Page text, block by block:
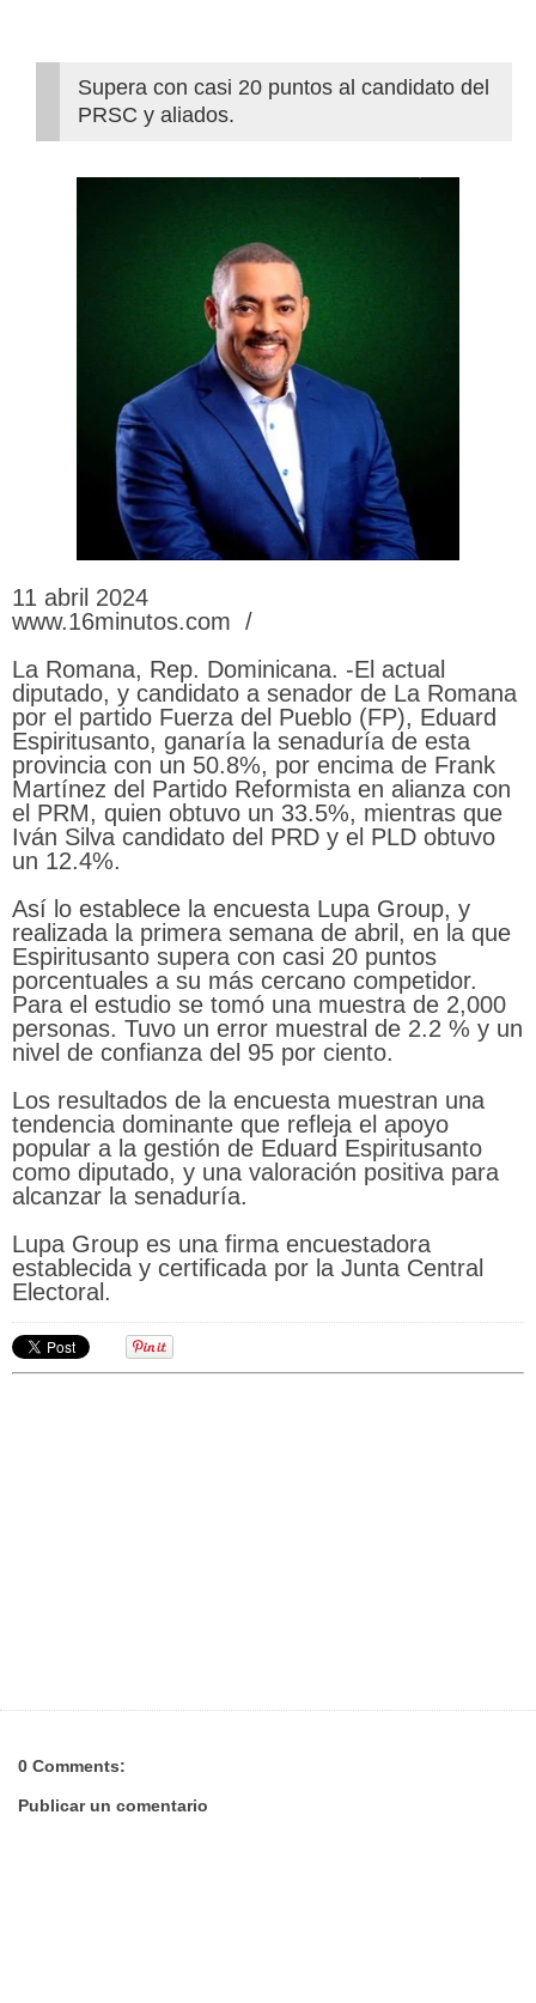
Supera con casi 20 puntos al candidato del
PRSC y aliados.
11 abril 2024
www.16minutos.com /
La Romana, Rep. Dominicana. -El actual
diputado, y candidato a senador de La Romana
por el partido Fuerza del Pueblo (FP), Eduard
Espiritusanto, ganaría la senaduría de esta
provincia con un 50.8%, por encima de Frank
Martínez del Partido Reformista en alianza con
el PRM, quien obtuvo un 33.5%, mientras que
Iván Silva candidato del PRD y el PLD obtuvo
un 12.4%.
Así lo establece la encuesta Lupa Group, y
realizada la primera semana de abril, en la que
Espiritusanto supera con casi 20 puntos
porcentuales a su más cercano competidor.
Para el estudio se tomó una muestra de 2,000
personas. Tuvo un error muestral de 2.2 % y un
nivel de confianza del 95 por ciento.
Los resultados de la encuesta muestran una
tendencia dominante que refleja el apoyo
popular a la gestión de Eduard Espiritusanto
como diputado, y una valoración positiva para
alcanzar la senaduría.
Lupa Group es una firma encuestadora
establecida y certificada por la Junta Central
Electoral.
0 Comments:
Publicar un comentario